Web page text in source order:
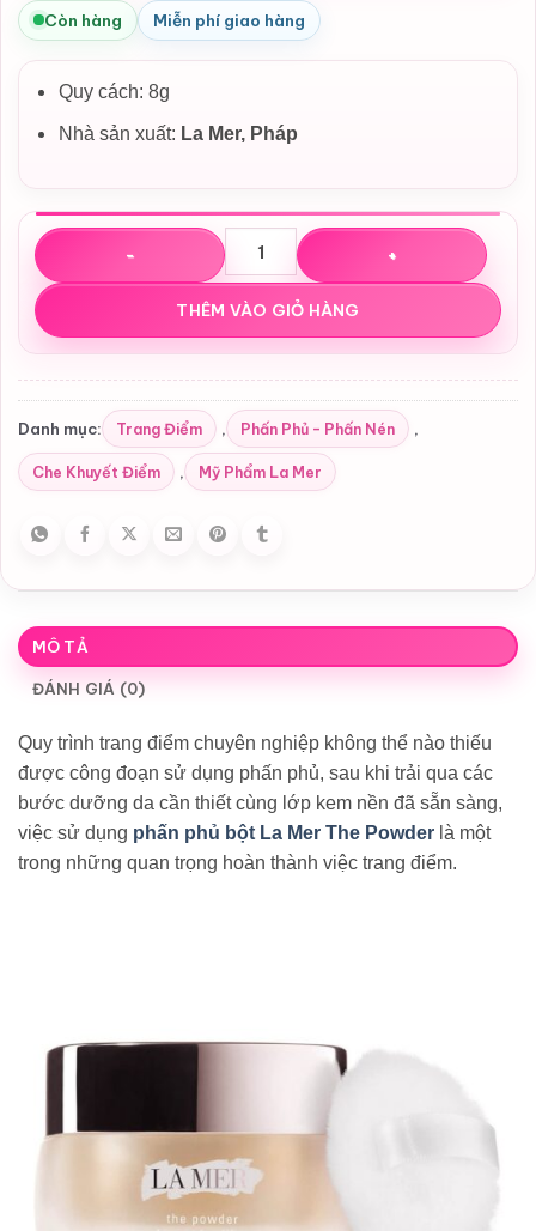
Còn hàng Miễn phí giao hàng
Quy cách: 8g
Nhà sản xuất: La Mer, Pháp
Phấn phủ bột kiềm dầu La Mer The Powder số lượng
THÊM VÀO GIỎ HÀNG
Danh mục: Trang Điểm , Phấn Phủ - Phấn Nén ,
Che Khuyết Điểm , Mỹ Phẩm La Mer
MÔ TẢ
ĐÁNH GIÁ (0)
Quy trình trang điểm chuyên nghiệp không thể nào thiếu
được công đoạn sử dụng phấn phủ, sau khi trải qua các
bước dưỡng da cần thiết cùng lớp kem nền đã sẵn sàng,
việc sử dụng phấn phủ bột La Mer The Powder là một
trong những quan trọng hoàn thành việc trang điểm.